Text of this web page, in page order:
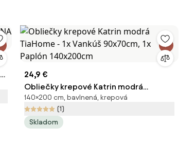
24,9 €
Obliečky krepové Katrin modrá
TiaHome - 1x Vankúš 90x70cm, 1x
Paplón 140x200cm
140×200 cm, bavlnená, krepová
(1)
Skladom